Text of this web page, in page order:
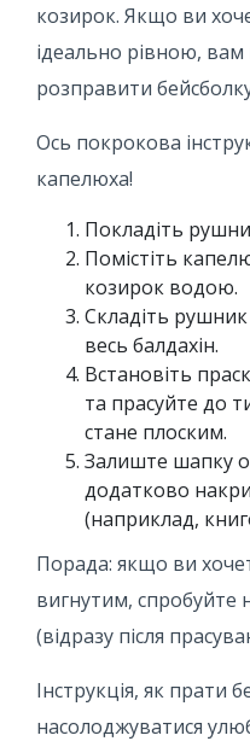
козирок. Якщо ви
ідеально рівною, вам
розправити
Ось покрокова
капелюха!
Покладіть
Помістіть
козирок водою.
Складіть
весь балдахін.
Встановіть
та прасуйте до
стане плоским.
Залиште шапку
додатково
(наприклад,
Порада: якщо ви
вигнутим,
(відразу після
Інструкція, як прати
насолоджуватися